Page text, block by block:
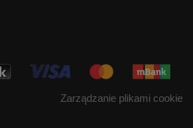
Zarządzanie plikami cookie